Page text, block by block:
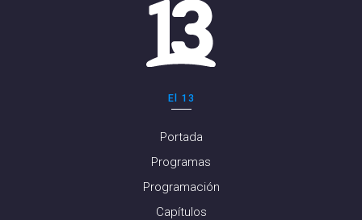
El 13
Portada
Programas
Programación
Capítulos